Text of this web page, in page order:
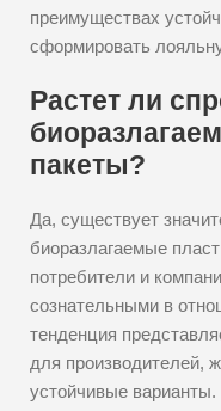
преимуществах
сформировать
Растет ли
пакеты?
Да, существует
биоразлагаемые
потребители и
сознательными в
тенденция
для производителей,
устойчивые варианты.